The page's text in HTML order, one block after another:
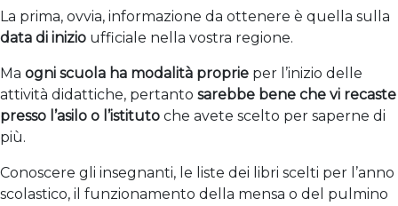
La prima, ovvia, informazione da ottenere è quella sulla
data di inizio ufficiale nella vostra regione.
Ma ogni scuola ha modalità proprie per l’inizio delle
attività didattiche, pertanto sarebbe bene che vi recaste
presso l’asilo o l’istituto che avete scelto per saperne di
più.
Conoscere gli insegnanti, le liste dei libri scelti per l’anno
scolastico, il funzionamento della mensa o del pulmino